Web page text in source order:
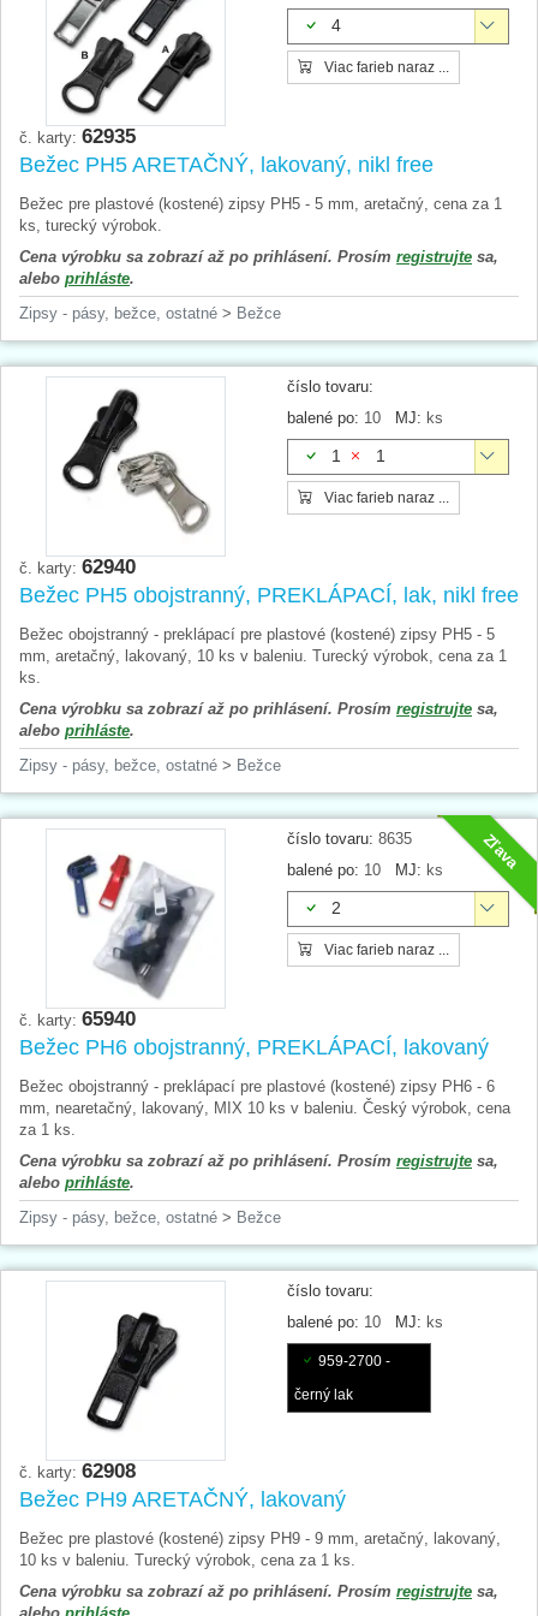
4
Viac farieb naraz ...
č. karty: 62935
Bežec PH5 ARETAČNÝ, lakovaný, nikl free
Bežec pre plastové (kostené) zipsy PH5 - 5 mm, aretačný, cena za 1
ks, turecký výrobok.
Cena výrobku sa zobrazí až po prihlásení. Prosím registrujte sa,
alebo prihláste.
Zipsy - pásy, bežce, ostatné > Bežce
číslo tovaru:
balené po: 10 MJ: ks
1 1
Viac farieb naraz ...
č. karty: 62940
Bežec PH5 obojstranný, PREKLÁPACÍ, lak, nikl free
Bežec obojstranný - preklápací pre plastové (kostené) zipsy PH5 - 5
mm, aretačný, lakovaný, 10 ks v baleniu. Turecký výrobok, cena za 1
ks.
Cena výrobku sa zobrazí až po prihlásení. Prosím registrujte sa,
alebo prihláste.
Zipsy - pásy, bežce, ostatné > Bežce
Zľava
číslo tovaru: 8635
balené po: 10 MJ: ks
2
Viac farieb naraz ...
č. karty: 65940
Bežec PH6 obojstranný, PREKLÁPACÍ, lakovaný
Bežec obojstranný - preklápací pre plastové (kostené) zipsy PH6 - 6
mm, nearetačný, lakovaný, MIX 10 ks v baleniu. Český výrobok, cena
za 1 ks.
Cena výrobku sa zobrazí až po prihlásení. Prosím registrujte sa,
alebo prihláste.
Zipsy - pásy, bežce, ostatné > Bežce
číslo tovaru:
balené po: 10 MJ: ks
959-2700 -
černý lak
č. karty: 62908
Bežec PH9 ARETAČNÝ, lakovaný
Bežec pre plastové (kostené) zipsy PH9 - 9 mm, aretačný, lakovaný,
10 ks v baleniu. Turecký výrobok, cena za 1 ks.
Cena výrobku sa zobrazí až po prihlásení. Prosím registrujte sa,